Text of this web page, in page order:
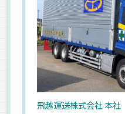
飛越運送株式会社 本社